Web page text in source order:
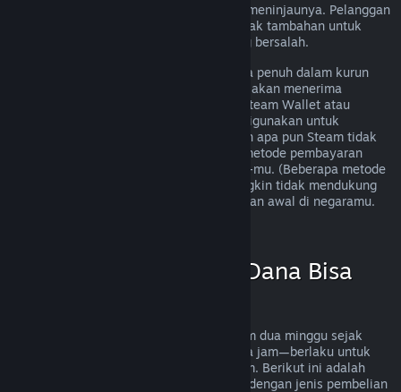
mengirimkan permintaan dan kami akan meninjaunya. Pelanggan
di beberapa wilayah memiliki beberapa hak tambahan untuk
pengembalian dana jika pihak game yang bersalah.
Kamu akan menerima pengembalian dana penuh dalam kurun
waktu satu minggu sejak disetujui. Kamu akan menerima
pengembalian dana dalam bentuk dana Steam Wallet atau
melalui metode pembayaran awal yang digunakan untuk
melakukan pembelian. Jika karena alasan apa pun Steam tidak
bisa melakukan pengembalian dana via metode pembayaran
awal, dana akan dikirim ke Steam Wallet-mu. (Beberapa metode
pembayaran yang tersedia di Steam mungkin tidak mendukung
pengembalian dana ke metode pembayaran awal di negaramu.
Kapan Pengembalian Dana Bisa
Pengembalian dana bisa diterapkan dalam dua minggu sejak
pembelian dan dimainkan kurang dari dua jam—berlaku untuk
aplikasi game dan software di Toko Steam. Berikut ini adalah
ringkasan cara kerja pengembalian dana dengan jenis pembelian